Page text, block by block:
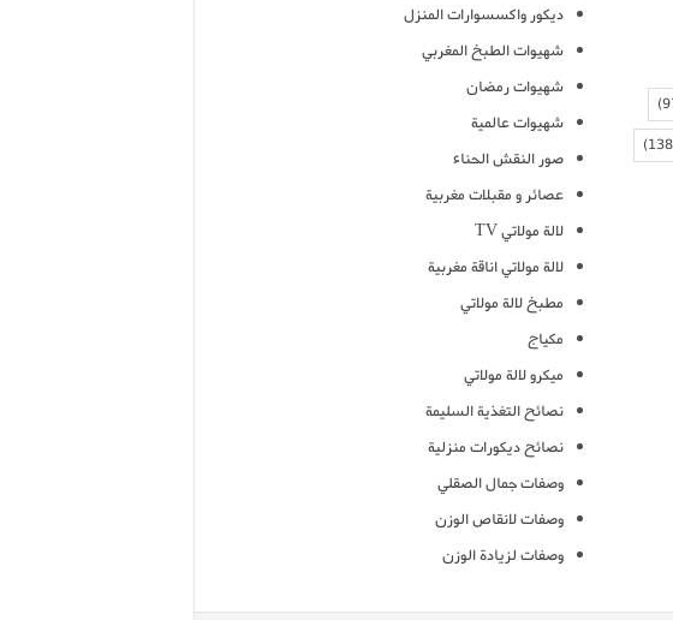
ديكور واكسسوارات المنزل
شهيوات الطبخ المغربي
شهيوات رمضان
شهيوات عالمية
صور النقش الحناء
عصائر و مقبلات مغربية
لالة مولاتي TV
لالة مولاتي اناقة مغربية
مطبخ لالة مولاتي
مكياج
ميكرو لالة مولاتي
نصائح التغذية السليمة
نصائح ديكورات منزلية
وصفات جمال الصقلي
وصفات لانقاص الوزن
وصفات لزيادة الوزن